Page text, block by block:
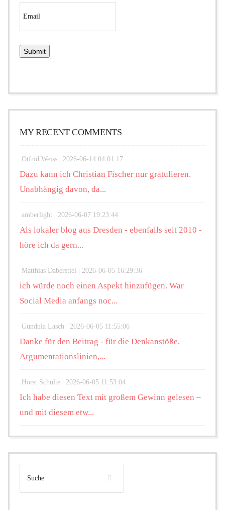
MY RECENT COMMENTS
Otfrid Weiss | 2026-06-14 04:01:17
Dazu kann ich Christian Fischer nur gratulieren.
Unabhängig davon, da...
amberlight | 2026-06-07 19:23:44
Als lokaler blog aus Dresden - ebenfalls seit 2010 -
höre ich da gern...
Matthias Daberstiel | 2026-06-05 16:29:36
ich würde noch einen Aspekt hinzufügen. War
Social Media anfangs noc...
Gundula Lasch | 2026-06-05 11:55:06
Danke für den Beitrag - für die Denkanstöße,
Argumentationslinien,...
Horst Schulte | 2026-06-05 11:53:04
Ich habe diesen Text mit großem Gewinn gelesen –
und mit diesem etw...